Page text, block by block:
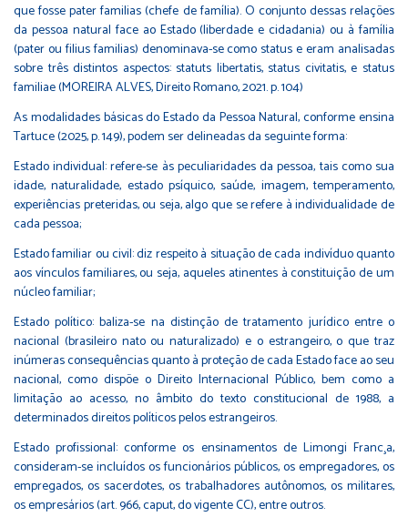
que fosse pater familias (chefe de família). O conjunto dessas relações
da pessoa natural face ao Estado (liberdade e cidadania) ou à família
(pater ou filius familias) denominava-se como status e eram analisadas
sobre três distintos aspectos: statuts libertatis, status civitatis, e status
familiae (MOREIRA ALVES, Direito Romano, 2021. p. 104)
As modalidades básicas do Estado da Pessoa Natural, conforme ensina
Tartuce (2025, p. 149), podem ser delineadas da seguinte forma:
Estado individual: refere-se às peculiaridades da pessoa, tais como sua
idade, naturalidade, estado psíquico, saúde, imagem, temperamento,
experiências preteridas, ou seja, algo que se refere à individualidade de
cada pessoa;
Estado familiar ou civil: diz respeito à situação de cada indivíduo quanto
aos vínculos familiares, ou seja, aqueles atinentes à constituição de um
núcleo familiar;
Estado político: baliza-se na distinção de tratamento jurídico entre o
nacional (brasileiro nato ou naturalizado) e o estrangeiro, o que traz
inúmeras consequências quanto à proteção de cada Estado face ao seu
nacional, como dispõe o Direito Internacional Público, bem como a
limitação ao acesso, no âmbito do texto constitucional de 1988, a
determinados direitos políticos pelos estrangeiros.
Estado profissional: conforme os ensinamentos de Limongi Franc¸a,
consideram-se incluídos os funcionários públicos, os empregadores, os
empregados, os sacerdotes, os trabalhadores autônomos, os militares,
os empresários (art. 966, caput, do vigente CC), entre outros.